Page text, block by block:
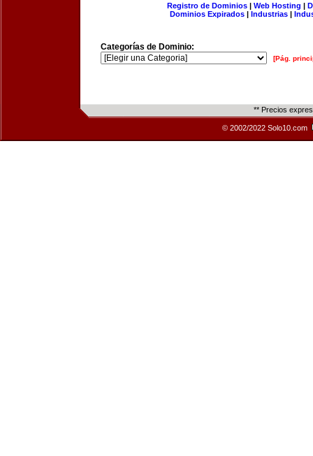
Registro de Dominios| Web Hosting |
Dominios Expirados | Industrias |
Categorías de Dominio:
[Pág.
** Precios
© 2002/2022 Solo10.com